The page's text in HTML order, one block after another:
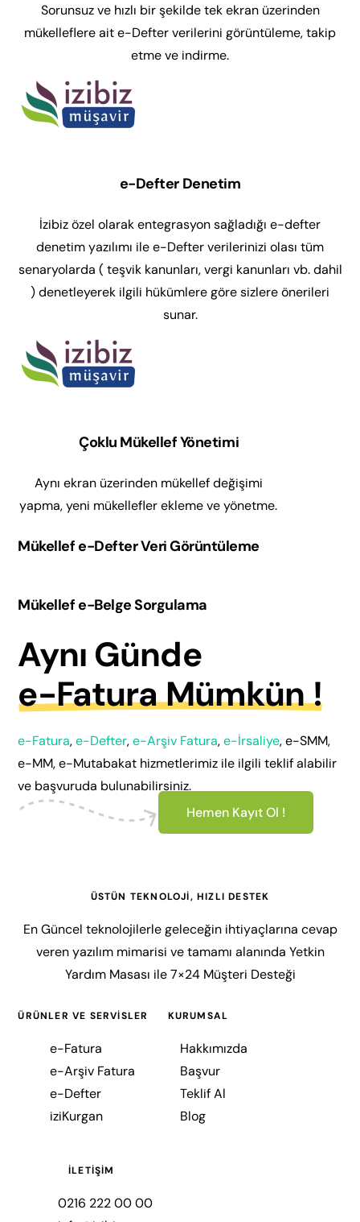
Sorunsuz ve hızlı bir şekilde tek ekran üzerinden
mükelleflere ait e-Defter verilerini görüntüleme, takip
etme ve indirme.
e-Defter Denetim
İzibiz özel olarak entegrasyon sağladığı e-defter
denetim yazılımı ile e-Defter verilerinizi olası tüm
senaryolarda ( teşvik kanunları, vergi kanunları vb. dahil
) denetleyerek ilgili hükümlere göre sizlere önerileri
sunar.
Çoklu Mükellef Yönetimi
Aynı ekran üzerinden mükellef değişimi
yapma, yeni mükellefler ekleme ve yönetme.
Mükellef e-Defter Veri Görüntüleme
Mükellef e-Belge Sorgulama
Aynı Günde
e-Fatura Mümkün !
e-Fatura,e-Defter,e-Arşiv Fatura,e-İrsaliye, e-SMM,
e-MM, e-Mutabakat hizmetlerimiz ile ilgili teklif alabilir
ve başvuruda bulunabilirsiniz.
Hemen Kayıt Ol !
ÜSTÜN TEKNOLOJİ, HIZLI DESTEK
En Güncel teknolojilerle geleceğin ihtiyaçlarına cevap
veren yazılım mimarisi ve tamamı alanında Yetkin
Yardım Masası ile 7×24 Müşteri Desteği
ÜRÜNLER VE SERVİSLER
e-Fatura
e-Arşiv Fatura
e-Defter
iziKurgan
KURUMSAL
Hakkımızda
Başvur
Teklif Al
Blog
İLETIŞIM
0216 222 00 00